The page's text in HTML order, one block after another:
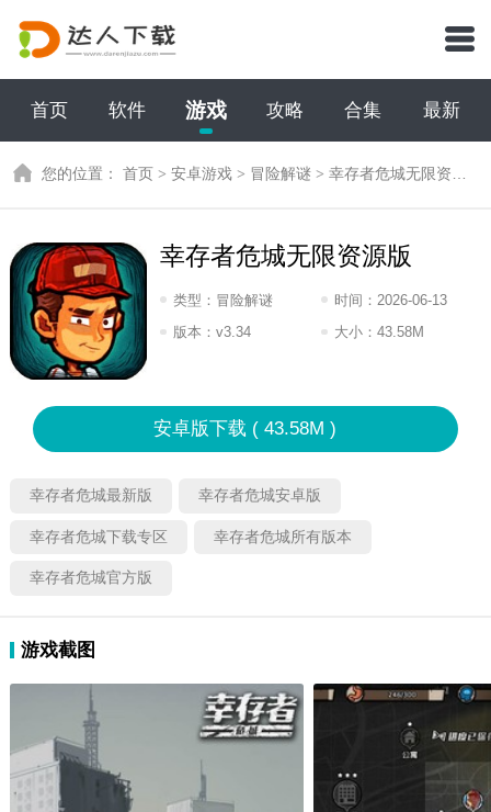
首页 软件 游戏 攻略 合集 最新
您的位置：首页 >安卓游戏 > 冒险解谜 >幸存者危城无限资源版
幸存者危城无限资源版
类型： 冒险解谜 时间： 2026-06-13
16:2026
版本：v3.34 大小： 43.58M
安卓版下载 ( 43.58M )
幸存者危城最新版 幸存者危城安卓版
幸存者危城下载专区 幸存者危城所有版本
幸存者危城官方版
游戏截图